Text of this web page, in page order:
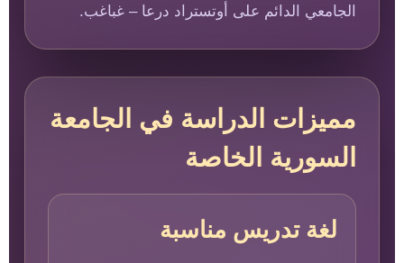
الجامعي الدائم على أوتستراد درعا – غباغب.
مميزات الدراسة في الجامعة
السورية الخاصة
لغة تدريس مناسبة